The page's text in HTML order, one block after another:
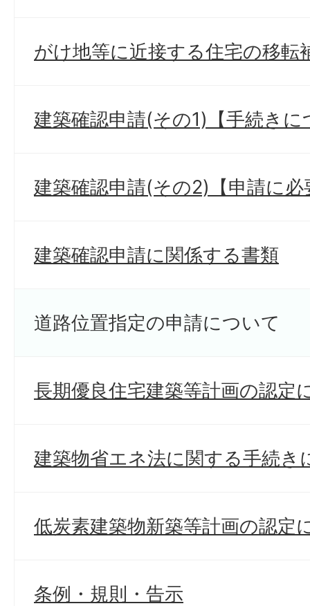
がけ地等に近接する住宅の移転
建築確認申請(その1)【手続きに
建築確認申請(その2)【申請に
建築確認申請に関係する書類
道路位置指定の申請について
長期優良住宅建築等計画の認定
建築物省エネ法に関する手続き
低炭素建築物新築等計画の認定
条例・規則・告示